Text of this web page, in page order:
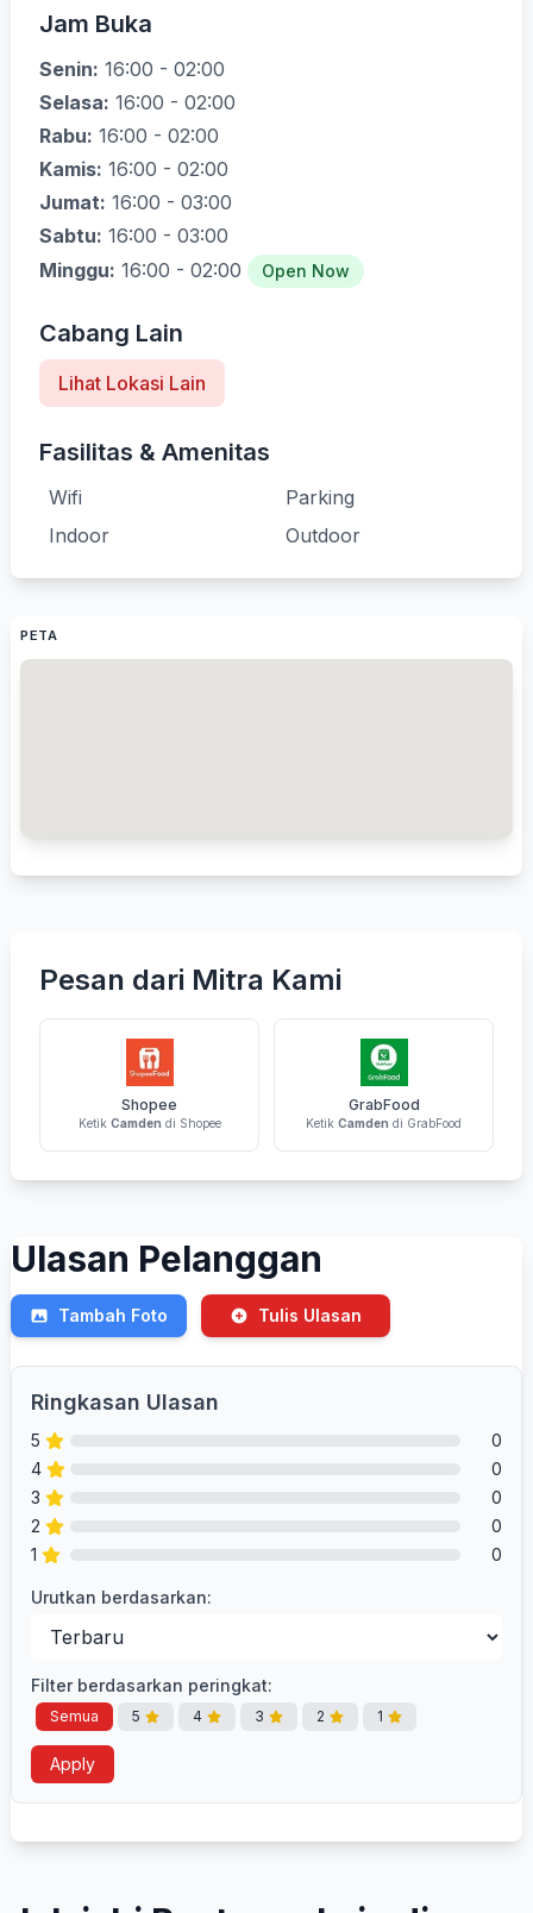
Jam Buka
Senin: 16:00 - 02:00
Selasa: 16:00 - 02:00
Rabu: 16:00 - 02:00
Kamis: 16:00 - 02:00
Jumat: 16:00 - 03:00
Sabtu: 16:00 - 03:00
Minggu: 16:00 - 02:00 Open Now
Cabang Lain
Lihat Lokasi Lain
Fasilitas & Amenitas
Wifi
Parking
Indoor
Outdoor
PETA
Pesan dari Mitra Kami
Shopee
Ketik Camden di Shopee
GrabFood
Ketik Camden di GrabFood
Ulasan Pelanggan
Tambah Foto Tulis Ulasan
Ringkasan Ulasan
5
0
4
0
3
0
2
0
1
0
Urutkan berdasarkan:
Filter berdasarkan peringkat:
Semua 5 4 3 2 1
Apply